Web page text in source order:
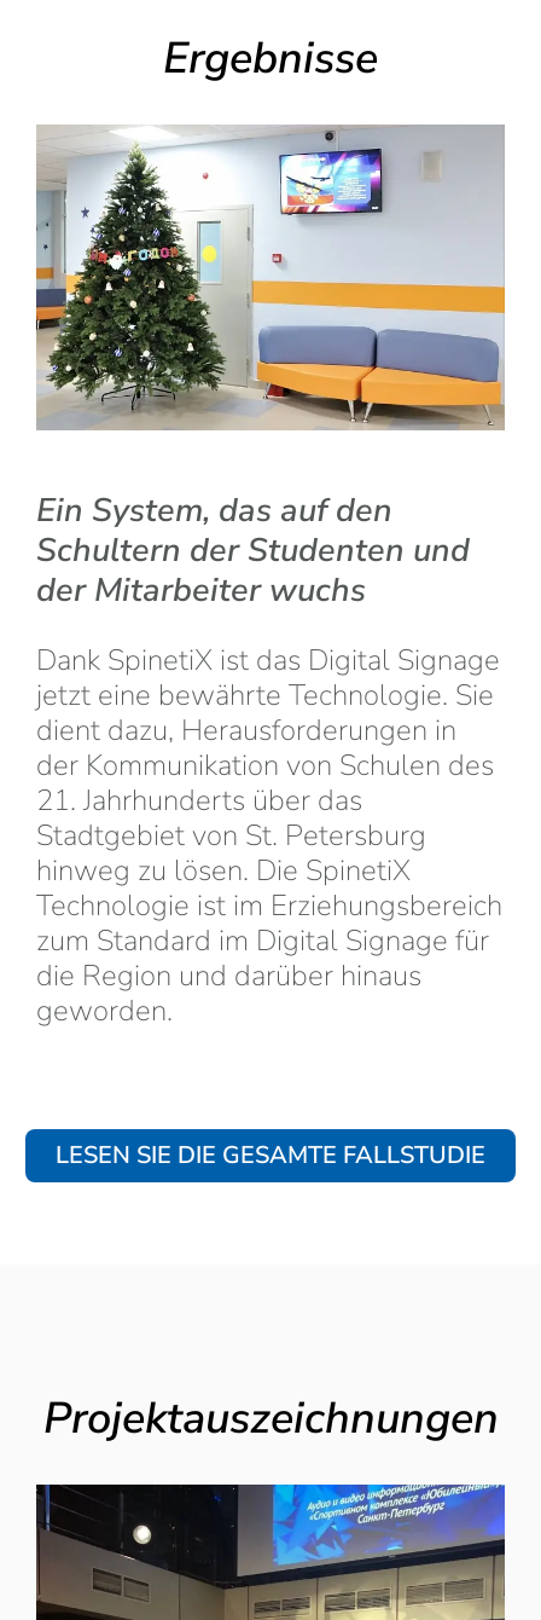
Ergebnisse
Ein System, das auf den
Schultern der Studenten und
der Mitarbeiter wuchs
Dank SpinetiX ist das Digital Signage
jetzt eine bewährte Technologie. Sie
dient dazu, Herausforderungen in
der Kommunikation von Schulen des
21. Jahrhunderts über das
Stadtgebiet von St. Petersburg
hinweg zu lösen. Die SpinetiX
Technologie ist im Erziehungsbereich
zum Standard im Digital Signage für
die Region und darüber hinaus
geworden.
LESEN SIE DIE GESAMTE FALLSTUDIE
Projektauszeichnungen